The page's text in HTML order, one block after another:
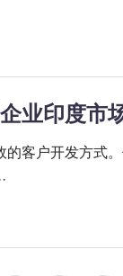
业印度市
客户开发方式